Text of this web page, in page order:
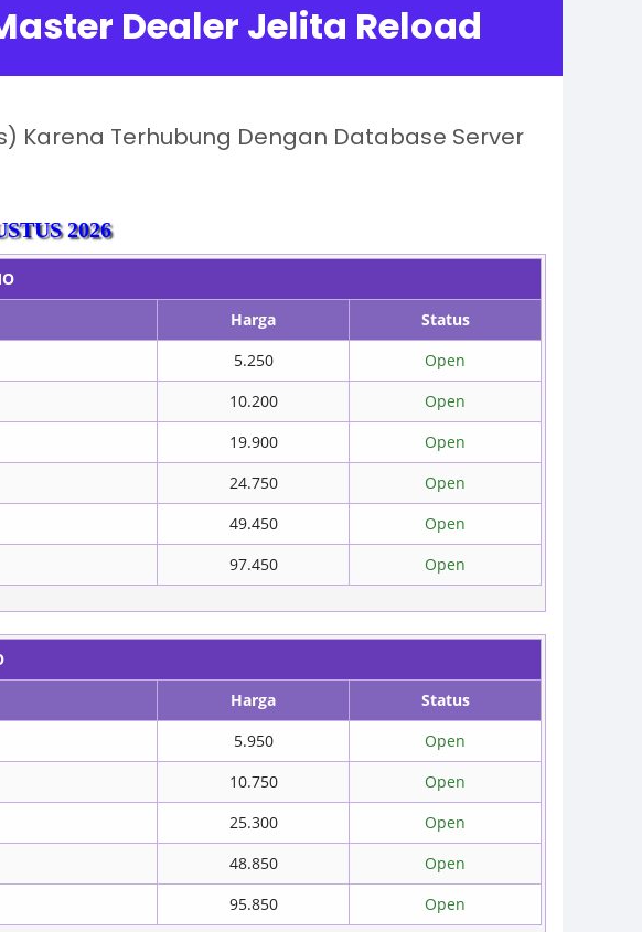
Dealer Jelita Reload
Karena Terhubung Dengan Database Server
2026
Harga
Status
5.250
Open
10.200
Open
19.900
Open
24.750
Open
49.450
Open
97.450 Open
Harga
Status
5.950
Open
10.750
Open
25.300
Open
48.850
Open
95.850 Open